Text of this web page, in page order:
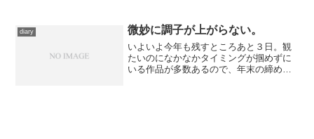
を鑑賞するべく錦糸町へ。……前は新宿
武蔵野館で観るつもりで...
diary 微妙に調子が上がらない。
いよいよ今年も残すところあと３日。観
たいのになかなかタイミングが掴めずに
いる作品が多数あるので、年末の締めく